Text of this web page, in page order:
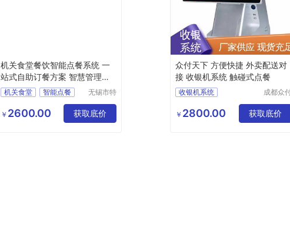
机关食堂餐饮智能点餐系统 一
站式自助订餐方案 智慧管理平
台机关食堂
智能点餐
智慧平台
特达斯
无锡市特
科技有限
公司
￥ 2600.00 获取底价
众付天下 方便快捷 外卖配送对
接 收银机系统 触碰式点餐
收银机系统
收银点餐系统
成都众
有限公司
￥ 2800.00 获取底价